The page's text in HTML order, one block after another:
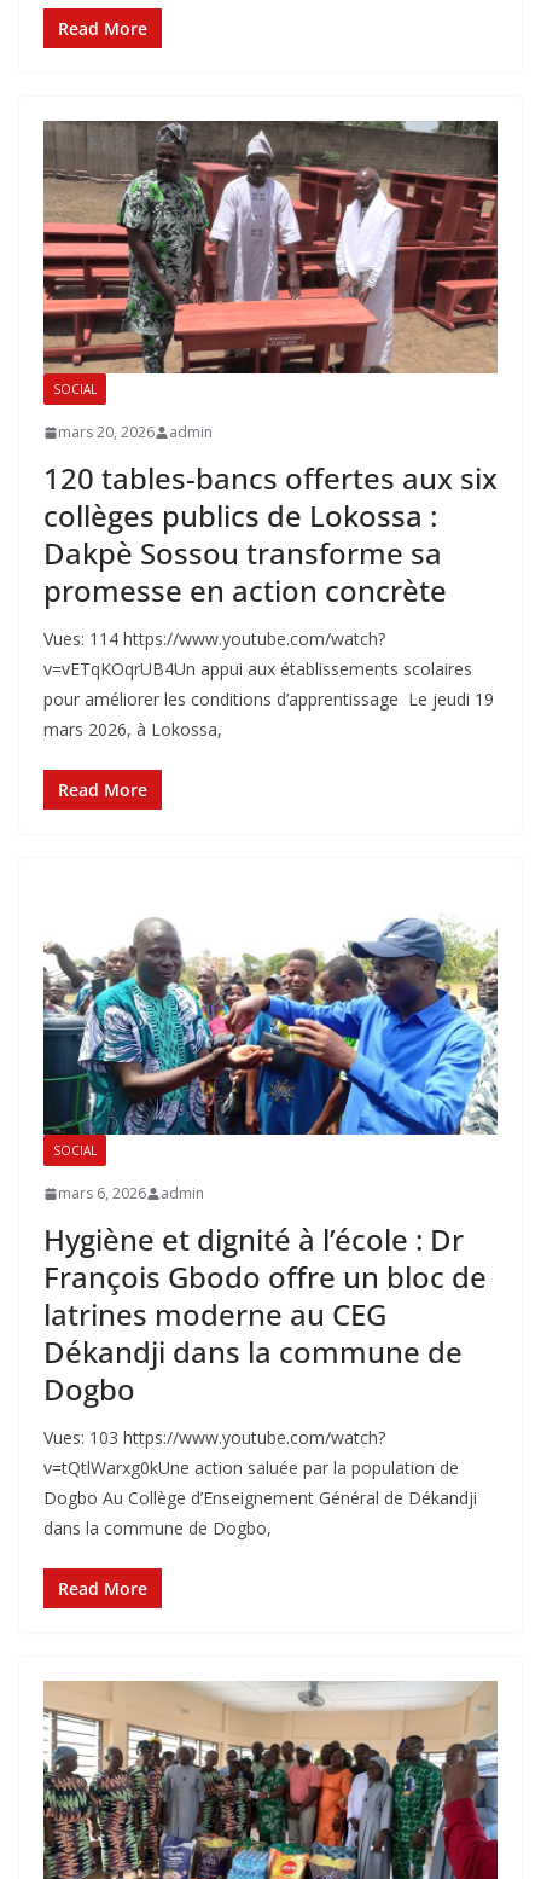
Read More
SOCIAL
mars 20, 2026 admin
‎120 tables-bancs offertes aux six
collèges publics de Lokossa :
Dakpè Sossou transforme sa
promesse en action concrète
Vues: 114 https://www.youtube.com/watch?
v=vETqKOqrUB4‎Un appui aux établissements scolaires
pour améliorer les conditions d’apprentissage ‎ ‎Le jeudi 19
mars 2026, à Lokossa,
Read More
SOCIAL
mars 6, 2026 admin
Hygiène et dignité à l’école : Dr
François Gbodo offre un bloc de
latrines moderne au CEG
Dékandji dans la commune de
Dogbo
Vues: 103 https://www.youtube.com/watch?
v=tQtlWarxg0kUne action saluée par la population de
Dogbo ‎Au Collège d’Enseignement Général de Dékandji
dans la commune de Dogbo,
Read More